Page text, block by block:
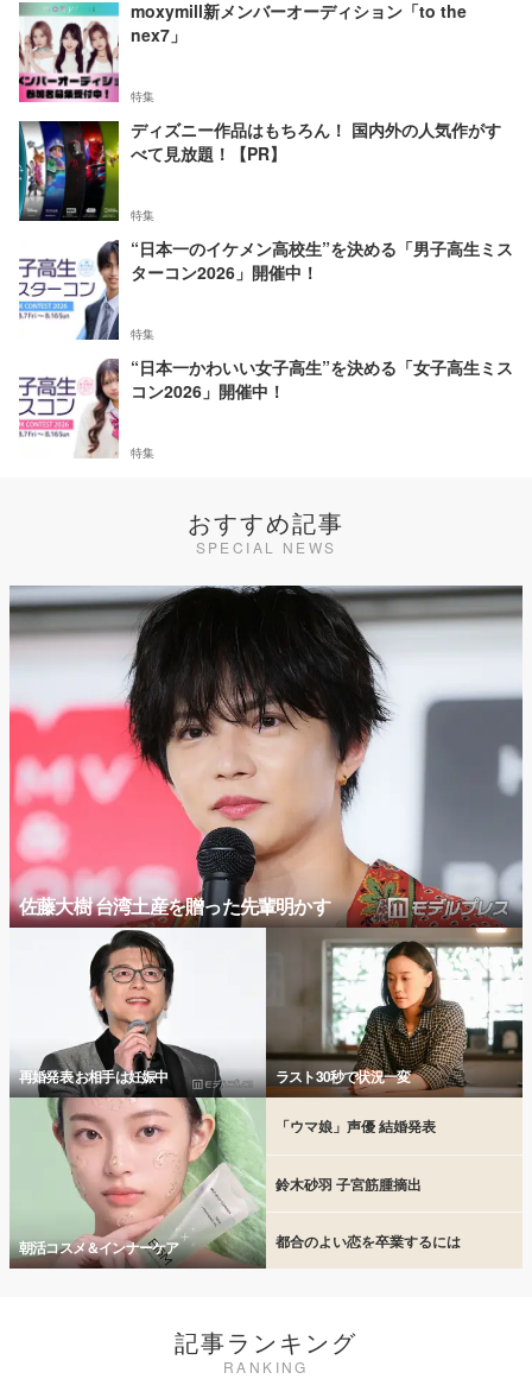
moxymill新メンバーオーディション「to the
nex7」
特集
ディズニー作品はもちろん！ 国内外の人気作がす
べて見放題！【PR】
特集
“日本一のイケメン高校生”を決める「男子高生ミス
ターコン2026」開催中！
特集
“日本一かわいい女子高生”を決める「女子高生ミス
コン2026」開催中！
特集
おすすめ記事
SPECIAL NEWS
佐藤大樹 台湾土産を贈った先輩明かす
再婚発表 お相手は妊娠中 ラスト30秒で状況一変
朝活コスメ＆インナーケア
「ウマ娘」声優 結婚発表
鈴木砂羽 子宮筋腫摘出
都合のよい恋を卒業するには
記事ランキング
RANKING